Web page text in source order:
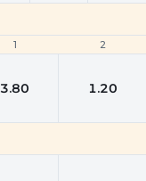
1 2
1 2
3.80 1.20